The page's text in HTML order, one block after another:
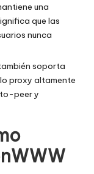
una
que las
nunca
soporta
proxy altamente
peer y